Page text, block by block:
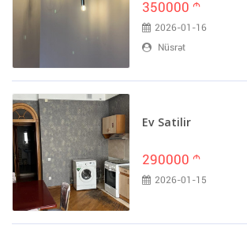
350000 m
2026-01-16
Nüsrət
Ev Satilir
290000 m
2026-01-15